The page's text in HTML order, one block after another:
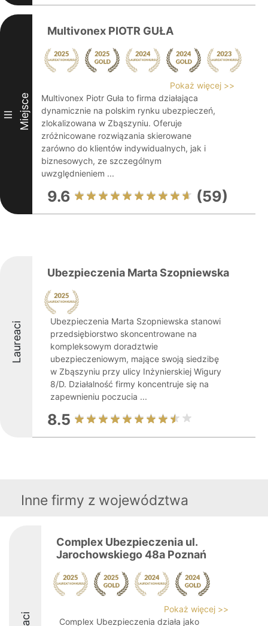
III Miejsce
Multivonex PIOTR GUŁA
Pokaż więcej >>
Multivonex Piotr Guła to firma działająca
dynamicznie na polskim rynku ubezpieczeń,
zlokalizowana w Zbąszyniu. Oferuje
zróżnicowane rozwiązania skierowane
zarówno do klientów indywidualnych, jak i
biznesowych, ze szczególnym
uwzględnieniem ...
9.6 (59)
Laureaci
Ubezpieczenia Marta Szopniewska
Ubezpieczenia Marta Szopniewska stanowi
przedsiębiorstwo skoncentrowane na
kompleksowym doradztwie
ubezpieczeniowym, mające swoją siedzibę
w Zbąszyniu przy ulicy Inżynierskiej Wigury
8/D. Działalność firmy koncentruje się na
zapewnieniu poczucia ...
8.5
Inne firmy z województwa
Complex Ubezpieczenia ul.
Jarochowskiego 48a Poznań
Pokaż więcej >>
Complex Ubezpieczenia działa jako